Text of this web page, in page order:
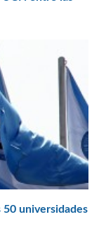
50 universidades